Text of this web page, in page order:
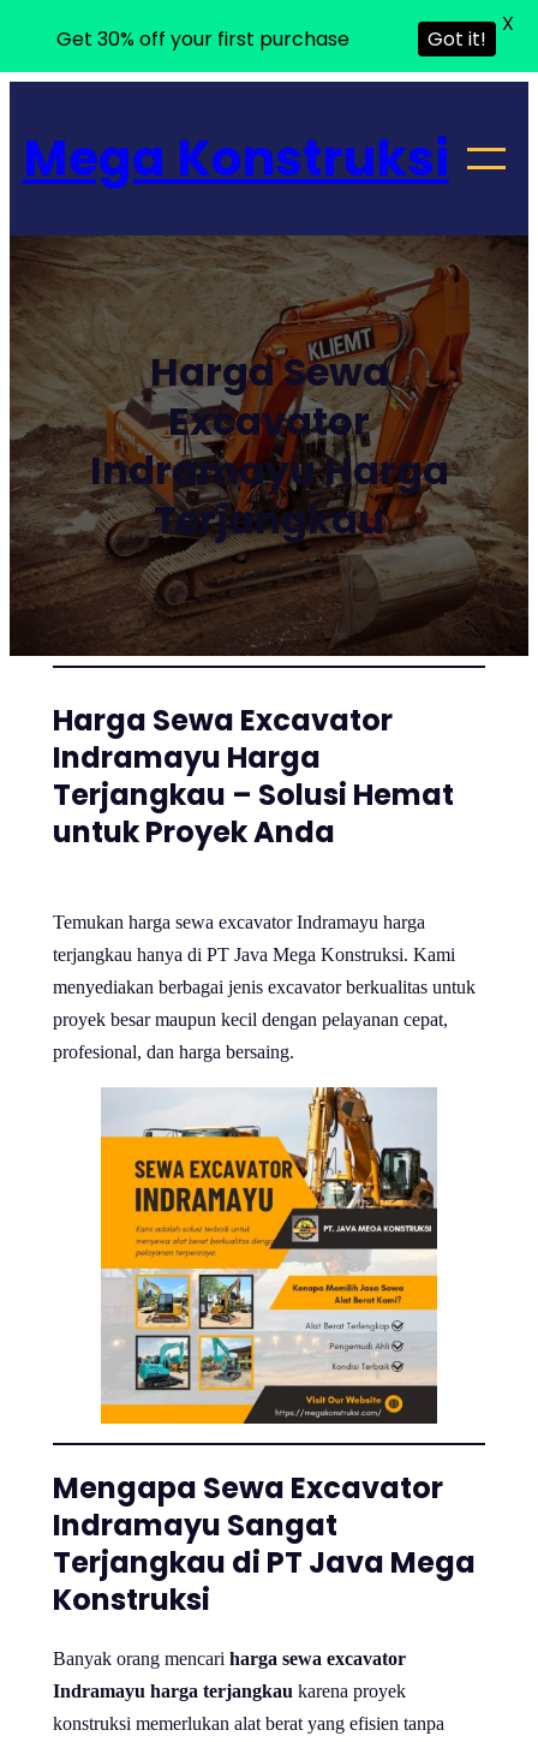
konten
Mega Konstruksi
Harga Sewa
Excavator
Indramayu Harga
Terjangkau
Harga Sewa Excavator
Indramayu Harga
Terjangkau – Solusi Hemat
untuk Proyek Anda
Temukan harga sewa excavator Indramayu harga
terjangkau hanya di PT Java Mega Konstruksi. Kami
menyediakan berbagai jenis excavator berkualitas untuk
proyek besar maupun kecil dengan pelayanan cepat,
profesional, dan harga bersaing.
Mengapa Sewa Excavator
Indramayu Sangat
Terjangkau di PT Java Mega
Konstruksi
Banyak orang mencari harga sewa excavator
Indramayu harga terjangkau karena proyek
konstruksi memerlukan alat berat yang efisien tanpa
Get 30% off your first purchase Got it!
X